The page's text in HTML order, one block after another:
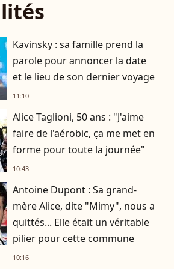
Kavinsky : sa famille prend la
parole pour annoncer la date
et le lieu de son dernier voyage
11:10
Alice Taglioni, 50 ans : "J'aime
faire de l'aérobic, ça me met en
forme pour toute la journée"
10:43
Antoine Dupont : Sa grand-
mère Alice, dite "Mimy", nous a
quittés... Elle était un véritable
pilier pour cette commune
10:16